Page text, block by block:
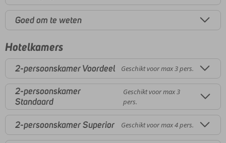
Goed om te weten
Hotelkamers
2-persoonskamer Voordeel Geschikt voor max 3 pers.
2-persoonskamer
Standaard
Geschikt voor max 3
pers.
2-persoonskamer Superior Geschikt voor max 4 pers.